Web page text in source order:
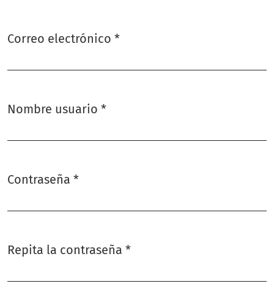
Correo electrónico *
Nombre usuario *
Contraseña *
Repita la contraseña *